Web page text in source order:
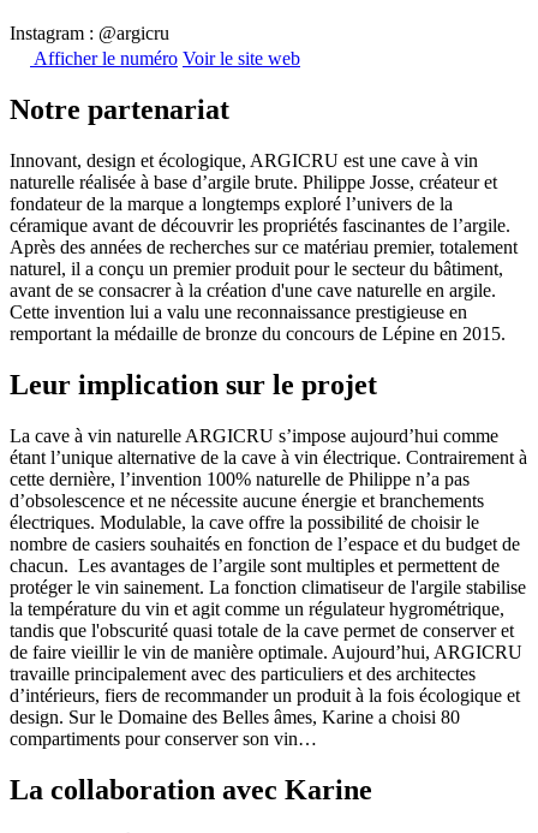
Instagram : @argicru
Afficher le numéro Voir le site web
Notre partenariat
Innovant, design et écologique, ARGICRU est une cave à vin
naturelle réalisée à base d’argile brute. Philippe Josse, créateur et
fondateur de la marque a longtemps exploré l’univers de la
céramique avant de découvrir les propriétés fascinantes de l’argile.
Après des années de recherches sur ce matériau premier, totalement
naturel, il a conçu un premier produit pour le secteur du bâtiment,
avant de se consacrer à la création d'une cave naturelle en argile.
Cette invention lui a valu une reconnaissance prestigieuse en
remportant la médaille de bronze du concours de Lépine en 2015.
Leur implication sur le projet
La cave à vin naturelle ARGICRU s’impose aujourd’hui comme
étant l’unique alternative de la cave à vin électrique. Contrairement à
cette dernière, l’invention 100% naturelle de Philippe n’a pas
d’obsolescence et ne nécessite aucune énergie et branchements
électriques. Modulable, la cave offre la possibilité de choisir le
nombre de casiers souhaités en fonction de l’espace et du budget de
chacun. Les avantages de l’argile sont multiples et permettent de
protéger le vin sainement. La fonction climatiseur de l'argile stabilise
la température du vin et agit comme un régulateur hygrométrique,
tandis que l'obscurité quasi totale de la cave permet de conserver et
de faire vieillir le vin de manière optimale. Aujourd’hui, ARGICRU
travaille principalement avec des particuliers et des architectes
d’intérieurs, fiers de recommander un produit à la fois écologique et
design. Sur le Domaine des Belles âmes, Karine a choisi 80
compartiments pour conserver son vin…
La collaboration avec Karine